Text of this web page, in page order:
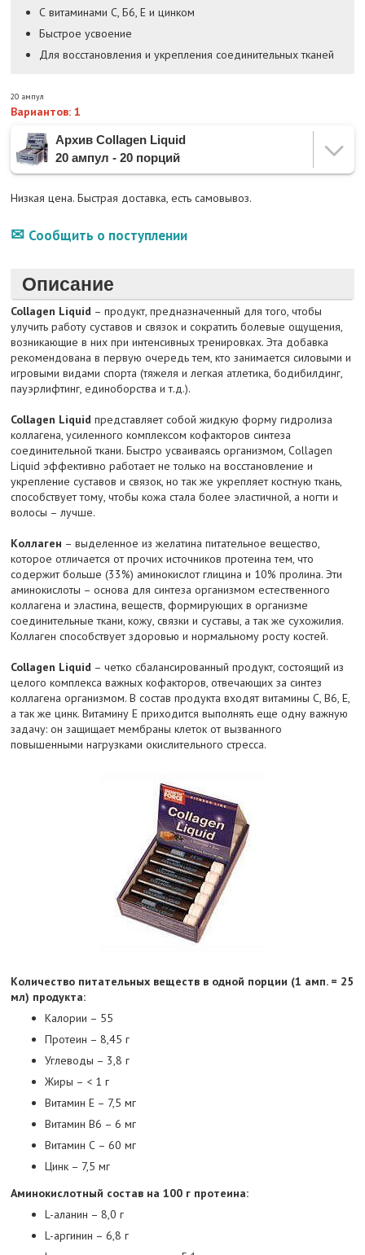
С витаминами С, Б6, Е и цинком
Быстрое усвоение
Для восстановления и укрепления соединительных тканей
20 ампул
Вариантов: 1
Архив Collagen Liquid
20 ампул - 20 порций
Низкая цена. Быстрая доставка, есть самовывоз.
Сообщить о поступлении
Описание
Collagen Liquid – продукт, предназначенный для того, чтобы
улучить работу суставов и связок и сократить болевые ощущения,
возникающие в них при интенсивных тренировках. Эта добавка
рекомендована в первую очередь тем, кто занимается силовыми и
игровыми видами спорта (тяжеля и легкая атлетика, бодибилдинг,
пауэрлифтинг, единоборства и т.д.).
Collagen Liquid представляет собой жидкую форму гидролиза
коллагена, усиленного комплексом кофакторов синтеза
соединительной ткани. Быстро усваиваясь организмом, Collagen
Liquid эффективно работает не только на восстановление и
укрепление суставов и связок, но так же укрепляет костную ткань,
способствует тому, чтобы кожа стала более эластичной, а ногти и
волосы – лучше.
Коллаген – выделенное из желатина питательное вещество,
которое отличается от прочих источников протеина тем, что
содержит больше (33%) аминокислот глицина и 10% пролина. Эти
аминокислоты – основа для синтеза организмом естественного
коллагена и эластина, веществ, формирующих в организме
соединительные ткани, кожу, связки и суставы, а так же сухожилия.
Коллаген способствует здоровью и нормальному росту костей.
Collagen Liquid – четко сбалансированный продукт, состоящий из
целого комплекса важных кофакторов, отвечающих за синтез
коллагена организмом. В состав продукта входят витамины С, В6, Е,
а так же цинк. Витамину Е приходится выполнять еще одну важную
задачу: он защищает мембраны клеток от вызванного
повышенными нагрузками окислительного стресса.
Количество питательных веществ в одной порции (1 амп. = 25
мл) продукта:
Калории – 55
Протеин – 8,45 г
Углеводы – 3,8 г
Жиры – < 1 г
Витамин Е – 7,5 мг
Витамин В6 – 6 мг
Витамин С – 60 мг
Цинк – 7,5 мг
Аминокислотный состав на 100 г протеина:
L-аланин – 8,0 г
L-аргинин – 6,8 г